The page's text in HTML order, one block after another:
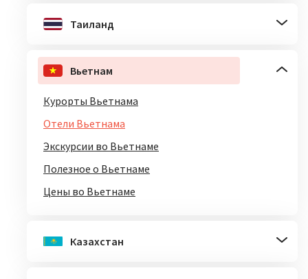
Таиланд
Вьетнам
Курорты Вьетнама
Отели Вьетнама
Экскурсии во Вьетнаме
Полезное о Вьетнаме
Цены во Вьетнаме
Казахстан